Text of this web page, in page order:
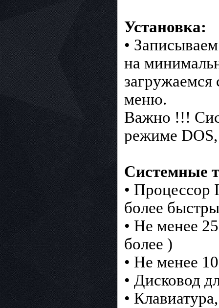
Установка:
•
на
загружаемся
меню.
Важно !!!
режиме DOS,
Системные
• Процессор
более
• Не менее
более )
• Не менее
• Дисковод
•